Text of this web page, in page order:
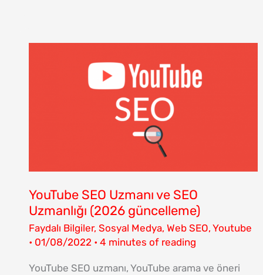
YouTube SEO Uzmanı ve SEO
Uzmanlığı (2026 güncelleme)
Faydalı Bilgiler,Sosyal Medya,Web SEO,Youtube
• 01/08/2022 •4 minutes of reading
YouTube SEO uzmanı, YouTube arama ve öneri
UZMANLIĞI
GÜNCELLEME)